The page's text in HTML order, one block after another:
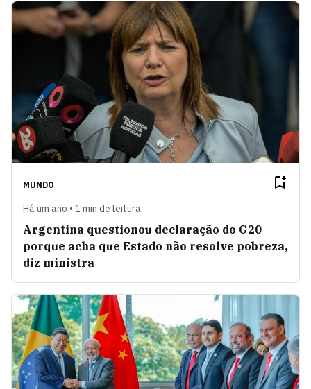
MUNDO
Há um ano • 1 min de leitura
Argentina questionou declaração do G20
porque acha que Estado não resolve pobreza,
diz ministra